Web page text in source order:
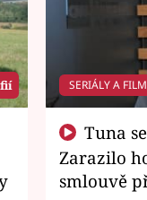
SERIÁLY A
Zarazilo
smlouvě